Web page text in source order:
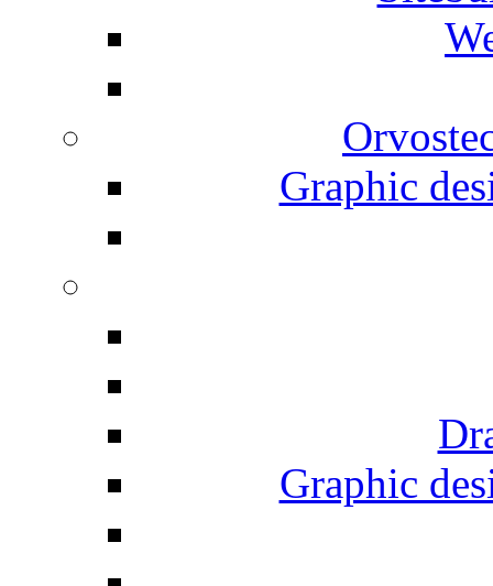
Graphic
Graphic